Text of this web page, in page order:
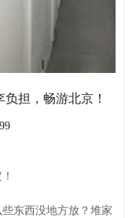
担，畅游北京！
东西没地方放？堆家